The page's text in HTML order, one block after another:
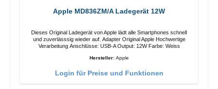
Apple MD836ZM/A Ladegerät 12W
Dieses Original Ladegerät von Apple lädt alle Smartphones schnell
und zuverlässsig wieder auf. Adapter Original Apple Hochwertige
Verarbeitung Anschlüsse: USB-A Output: 12W Farbe: Weiss
Hersteller: Apple
Login für Preise und Funktionen